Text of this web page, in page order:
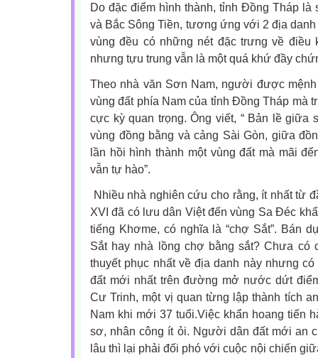
Do đặc điểm hình thành, tỉnh Đồng Tháp
và Bắc Sông Tiền, tương ứng với 2 địa
vùng đều có những nét đặc trưng về điều
nhưng tựu trung vẫn là một quá khứ đầy
Theo nhà văn Sơn Nam, người được
vùng đất phía Nam của tỉnh Đồng Tháp mà
cực kỳ quan trọng. Ông viết, “ Bản lề giữa
vùng đồng bằng và cảng Sài Gòn, giữa
lần hồi hình thành một vùng đất mà mãi
vẫn tự hào”.
Nhiều nhà nghiên cứu cho rằng, ít nhất từ
XVI đã có lưu dân Việt đến vùng Sa Đéc
tiếng Khơme, có nghĩa là “chợ Sắt”. Bán
Sắt hay nhà lồng chợ bằng sắt? Chưa
thuyết phục nhất về địa danh này nhưng
đất mới nhất trên đường mở nước dứt
Cư Trinh, một vị quan từng lập thành tích
Nam khi mới 37 tuổi.Việc khẩn hoang tiến
sơ, nhân công ít ỏi. Người dân đất mới an
lâu thì lại phải đối phó với cuộc nội chiến